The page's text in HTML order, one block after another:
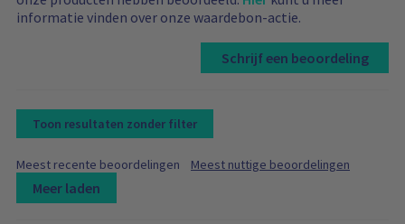
informatie vinden over onze waardebon-actie.
Schrijf een beoordeling
Toon resultaten zonder filter
F
i
Meest recente beoordelingen
F
Meest nuttige beoordelingen
Meer laden